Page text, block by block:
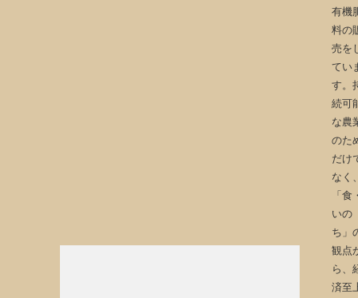
有機
料の
売を
てい
す。
続可
な農
のた
だけ
なく
「食
いの
ち」
観点
ら、
済至